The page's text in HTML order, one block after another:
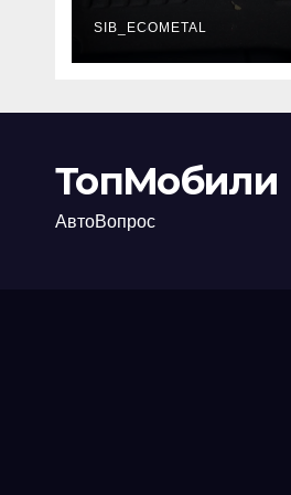
каково их
основное
назначение
SIB_ECOMETAL
ТопМобили
АвтоВопрос